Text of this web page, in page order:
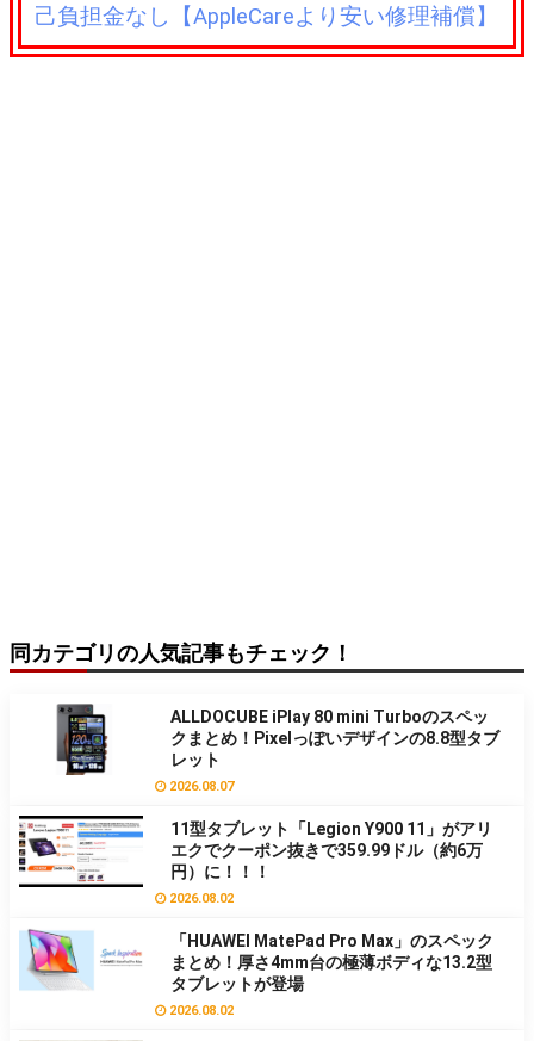
己負担金なし【AppleCareより安い修理補償】
同カテゴリの人気記事もチェック！
ALLDOCUBE iPlay 80 mini Turboのスペッ
クまとめ！Pixelっぽいデザインの8.8型タブ
レット
2026.08.07
11型タブレット「Legion Y900 11」がアリ
エクでクーポン抜きで359.99ドル（約6万
円）に！！！
2026.08.02
「HUAWEI MatePad Pro Max」のスペック
まとめ！厚さ4mm台の極薄ボディな13.2型
タブレットが登場
2026.08.02